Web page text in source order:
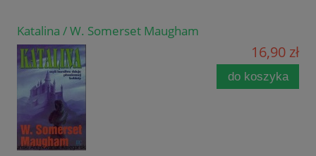
Katalina / W. Somerset Maugham
16,90 zł
do koszyka